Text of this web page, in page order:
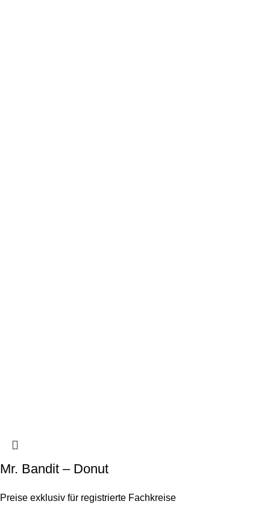
Mr. Bandit – Donut
Preise exklusiv für registrierte Fachkreise